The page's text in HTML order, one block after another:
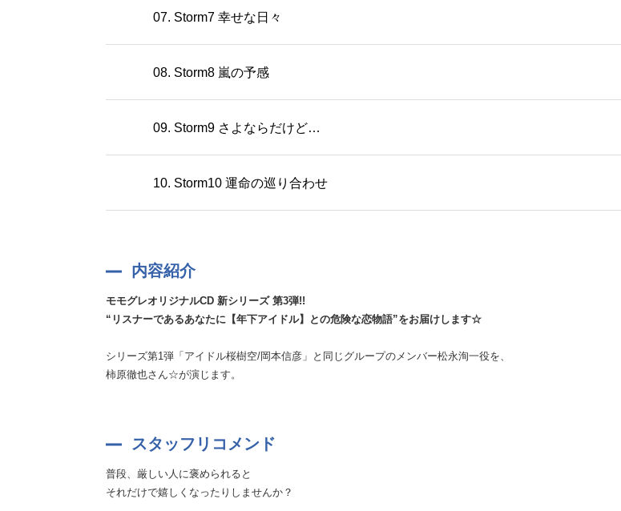
07. Storm7 幸せな日々
08. Storm8 嵐の予感
09. Storm9 さよならだけど…
10. Storm10 運命の巡り合わせ
内容紹介
モモグレオリジナルCD 新シリーズ 第3弾!!
“リスナーであるあなたに【年下アイドル】との危険な恋物語”をお届けします☆
シリーズ第1弾「アイドル桜樹空/岡本信彦」と同じグループのメンバー松永洵一役を、
柿原徹也さん☆が演じます。
スタッフリコメンド
普段、厳しい人に褒められると
それだけで嬉しくなったりしませんか？